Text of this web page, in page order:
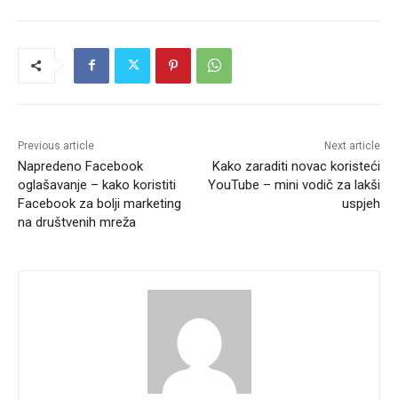
Previous article
Napredeno Facebook
oglašavanje – kako koristiti
Facebook za bolji marketing
na društvenih mreža
Next article
Kako zaraditi novac koristeći
YouTube – mini vodič za lakši
uspjeh